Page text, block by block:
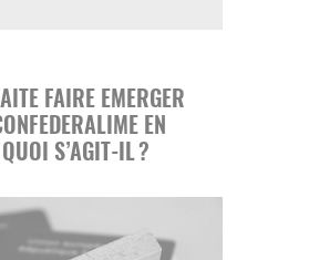
FAIRE EMERGER
EN
S’AGIT-IL ?